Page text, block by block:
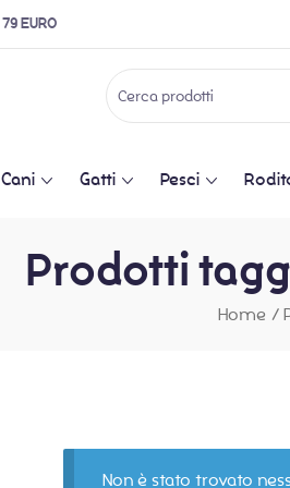
79 EURO
Cani Gatti Pesci
Prodotti
Home /
Non è stato trovato